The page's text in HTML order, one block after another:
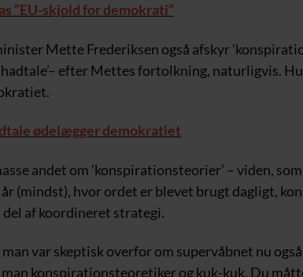
”EU-skjold for demokrati”
Mette Frederiksen også afskyr
efter Mettes fortolkning, naturligvis.
ødelægger demokratiet
andet om ’konspirationsteorier’ – viden,
(mindst), hvor ordet er blevet brugt dagligt,
af koordineret strategi.
var skeptisk overfor om supervåbnet nu
konspirationsteoretiker og kuk-kuk. Du